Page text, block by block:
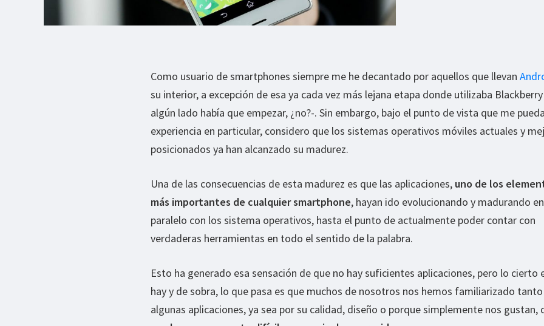
Como usuario de smartphones siempre me he decantado por aquellos que llevan
su interior, a excepción de esa ya cada vez más lejana etapa donde utilizaba
algún lado había que empezar, ¿no?-. Sin embargo, bajo el punto de vista que me
experiencia en particular, considero que los sistemas operativos móviles actuales y
posicionados ya han alcanzado su madurez.
Una de las consecuencias de esta madurez es que las aplicaciones, uno de los
más importantes de cualquier smartphone, hayan ido evolucionando y madurando en
paralelo con los sistema operativos, hasta el punto de actualmente poder contar con
verdaderas herramientas en todo el sentido de la palabra.
Esto ha generado esa sensación de que no hay suficientes aplicaciones, pero lo cierto
hay y de sobra, lo que pasa es que muchos de nosotros nos hemos familiarizado
algunas aplicaciones, ya sea por su calidad, diseño o porque simplemente nos gustan,